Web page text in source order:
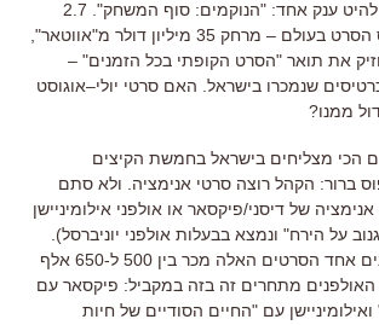
ענק אחד: "הנוקמים: סוף המשחק". 2.7
הסרט בעולם – מרחק 35 מיליון דולר מ"אווטאר",
את תואר "הסרט הקופתי בכל הזמנים" –
כרטיסים שנמכרו בישראל האם סרטי יולי–אוגוסט
ממנו?
הכי מצליחים בישראל בחמשת הקיצים
ברור: הקהל רוצה סרטי אנימציה
ולא סתם
של דיסני/פיקסאר או אולפני אילומיניישן
גנוב על הירח" ונמצא בבעלות אולפני יוניברסל).
אחד הסרטים האלה מכר בין 500 ל-650
אלף
האולפנים מתחרים זה בזה במקביל: פיקסאר עם
ואילומיניישן עם "החיים הסודיים של חיות